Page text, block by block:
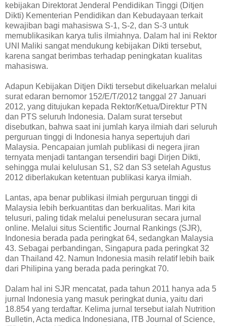
kebijakan Direktorat Jenderal Pendidikan Tinggi (Ditjen
Dikti) Kementerian Pendidikan dan Kebudayaan terkait
kewajiban bagi mahasiswa S-1, S-2, dan S-3 untuk
memublikasikan karya tulis ilmiahnya. Dalam hal ini Rektor
UNI Maliki sangat mendukung kebijakan Dikti tersebut,
karena sangat berimbas terhadap peningkatan kualitas
mahasiswa.
Adapun Kebijakan Ditjen Dikti tersebut dikeluarkan melalui
surat edaran bernomor 152/E/T/2012 tanggal 27 Januari
2012, yang ditujukan kepada Rektor/Ketua/Direktur PTN
dan PTS seluruh Indonesia. Dalam surat tersebut
disebutkan, bahwa saat ini jumlah karya ilmiah dari seluruh
perguruan tinggi di Indonesia hanya sepertujuh dari
Malaysia. Pencapaian jumlah publikasi di negera jiran
ternyata menjadi tantangan tersendiri bagi Dirjen Dikti,
sehingga mulai kelulusan S1, S2 dan S3 setelah Agustus
2012 diberlakukan ketentuan publikasi karya ilmiah.
Lantas, apa benar publikasi ilmiah perguruan tinggi di
Malaysia lebih berkuantitas dan berkualitas. Mari kita
telusuri, paling tidak melalui penelusuran secara jurnal
online. Melalui situs Scientific Journal Rankings (SJR),
Indonesia berada pada peringkat 64, sedangkan Malaysia
43. Sebagai perbandingan, Singapura pada peringkat 32
dan Thailand 42. Namun Indonesia masih relatif lebih baik
dari Philipina yang berada pada peringkat 70.
Dalam hal ini SJR mencatat, pada tahun 2011 hanya ada 5
jurnal Indonesia yang masuk peringkat dunia, yaitu dari
18.854 yang terdaftar. Kelima jurnal tersebut ialah Nutrition
Bulletin, Acta medica Indonesiana, ITB Journal of Science,